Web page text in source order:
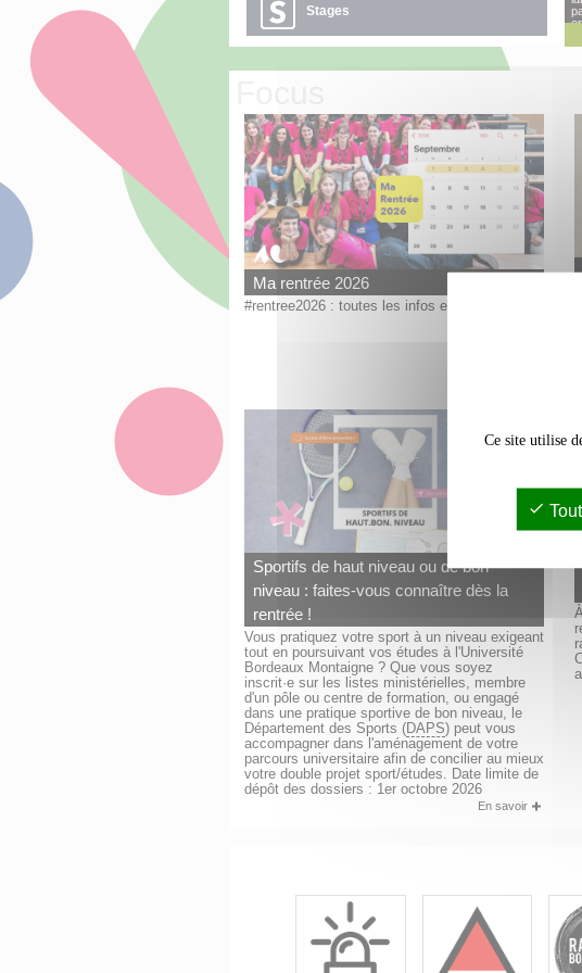
Stages
Ma rentrée 2026
#rentree2026 : toutes les infos essentielles
Sportifs de haut niveau ou de bon
niveau : faites-vous connaître dès la
rentrée !
Vous pratiquez votre sport à un niveau exigeant
tout en poursuivant vos études à l'Université
Bordeaux Montaigne ? Que vous soyez
inscrit·e sur les listes ministérielles, membre
d'un pôle ou centre de formation, ou engagé
dans une pratique sportive de bon niveau, le
Département des Sports (DAPS) peut vous
accompagner dans l'aménagement de votre
parcours universitaire afin de concilier au mieux
votre double projet sport/études. Date limite de
dépôt des dossiers : 1er octobre 2026
En savoir
Ce site utilise